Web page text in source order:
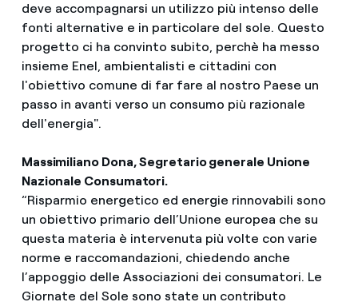
deve accompagnarsi un utilizzo più intenso delle
fonti alternative e in particolare del sole. Questo
progetto ci ha convinto subito, perchè ha messo
insieme Enel, ambientalisti e cittadini con
l'obiettivo comune di far fare al nostro Paese un
passo in avanti verso un consumo più razionale
dell'energia".
Massimiliano Dona, Segretario generale Unione
Nazionale Consumatori.
“Risparmio energetico ed energie rinnovabili sono
un obiettivo primario dell’Unione europea che su
questa materia è intervenuta più volte con varie
norme e raccomandazioni, chiedendo anche
l’appoggio delle Associazioni dei consumatori. Le
Giornate del Sole sono state un contributo